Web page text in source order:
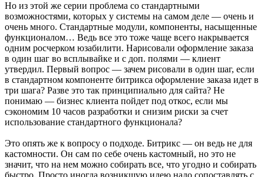
Но из этой же серии проблема со стандартными
возможностями, которых у системы на самом деле — очень и
очень много. Стандартные модули, компоненты, насыщенные
функционалом… Ведь все это тоже чаще всего накрывается
одним росчерком юзабилити. Нарисовали оформление заказа
в один шаг во всплывайке и с доп. полями — клиент
утвердил. Первый вопрос — зачем рисовали в один шаг, если
в стандартном компоненте битрикса оформление заказа идет в
три шага? Разве это так принципиально для сайта? Не
понимаю — бизнес клиента пойдет под откос, если мы
сэкономим 10 часов разработки и снизим риски за счет
использование стандартного функционала?
Это опять же к вопросу о подходе. Битрикс — он ведь не для
кастомности. Он сам по себе очень кастомный, но это не
значит, что на нем можно собирать все, что угодно и собирать
быстро. Просто иногда возникшую идею надо сопоставлять с